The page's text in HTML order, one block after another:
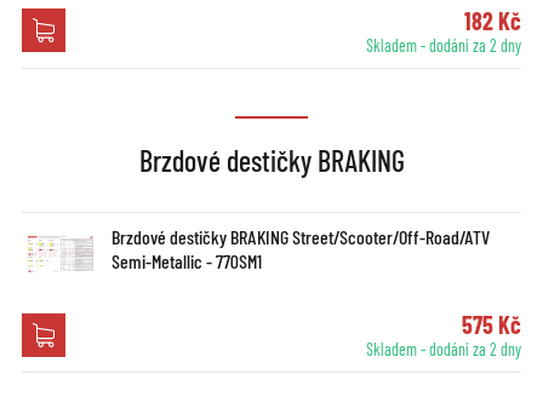
182 Kč
Skladem - dodání za 2 dny
Brzdové destičky BRAKING
Brzdové destičky BRAKING Street/Scooter/Off-Road/ATV
Semi-Metallic - 770SM1
575 Kč
Skladem - dodání za 2 dny